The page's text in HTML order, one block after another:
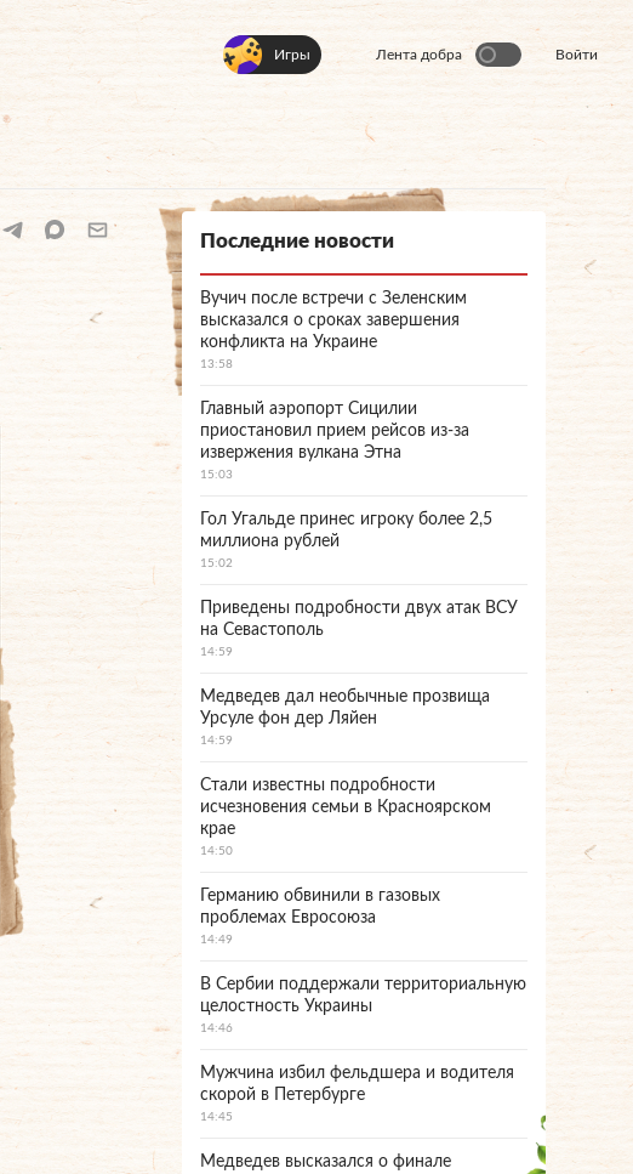
Игры Лента добра Войти
Последние новости
Вучич после встречи с Зеленским
высказался о сроках завершения
конфликта на Украине
13:58
Главный аэропорт Сицилии
приостановил прием рейсов из-за
извержения вулкана Этна
15:03
Гол Угальде принес игроку более 2,5
миллиона рублей
15:02
Приведены подробности двух атак ВСУ
на Севастополь
14:59
Медведев дал необычные прозвища
Урсуле фон дер Ляйен
14:59
Стали известны подробности
исчезновения семьи в Красноярском
крае
14:50
Германию обвинили в газовых
проблемах Евросоюза
14:49
В Сербии поддержали территориальную
целостность Украины
14:46
Мужчина избил фельдшера и водителя
скорой в Петербурге
14:45
Медведев высказался о финале